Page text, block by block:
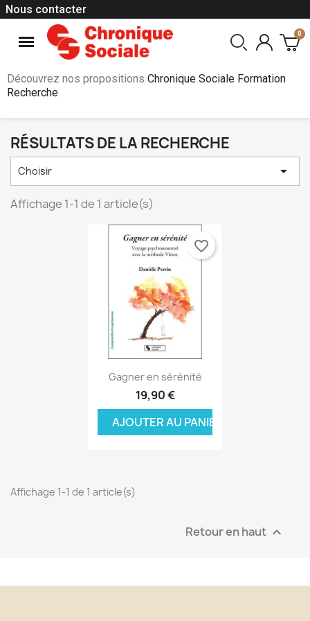
Nous contacter
Découvrez nos propositions Chronique Sociale Formation
Recherche
RÉSULTATS DE LA RECHERCHE
Choisir 
Affichage 1-1 de 1 article(s)
Aperçu rapide
Gagner en sérénité
19,90 €
AJOUTER AU PANIER
favorite_border
Affichage 1-1 de 1 article(s)
Retour en haut 